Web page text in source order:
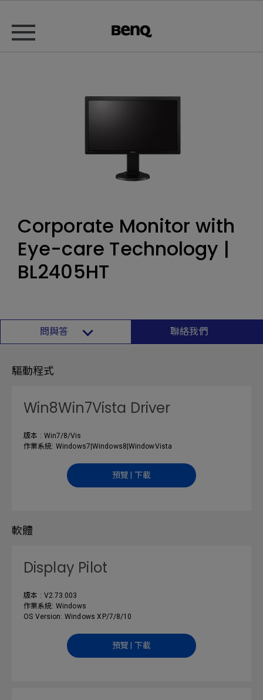
Corporate Monitor with
Eye-care Technology |
BL2405HT
問與答 聯絡我們
驅動程式
Win8Win7Vista Driver
版本 : Win7/8/Vis
作業系統: Windows7|Windows8|WindowVista
預覽 | 下載
軟體
Display Pilot
版本 : V2.73.003
作業系統: Windows
OS Version: Windows XP/7/8/10
預覽 | 下載